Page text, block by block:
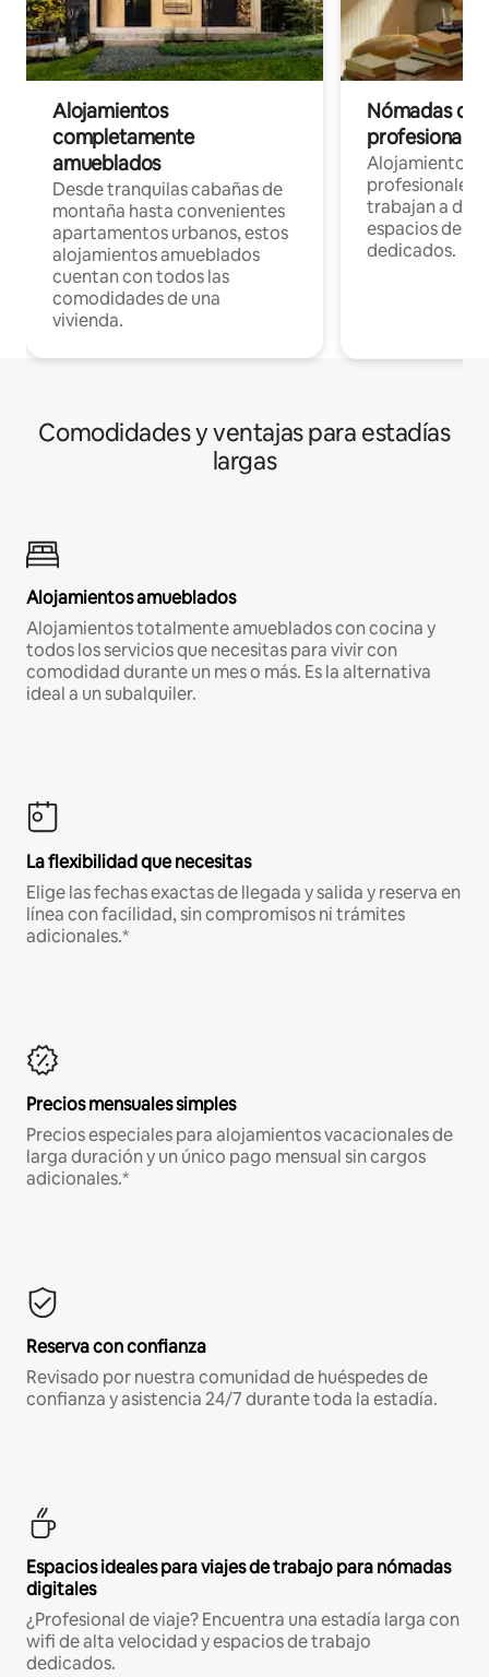
Alojamientos
completamente
amueblados
Desde tranquilas cabañas de
montaña hasta convenientes
apartamentos urbanos, estos
alojamientos amueblados
cuentan con todos las
comodidades de una
vivienda.
Nómadas
Alojamientos
profesionales
trabajan a
espacios de
dedicados.
Comodidades y ventajas para estadías
largas
Alojamientos amueblados
Alojamientos totalmente amueblados con cocina y
todos los servicios que necesitas para vivir con
comodidad durante un mes o más. Es la alternativa
ideal a un subalquiler.
La flexibilidad que necesitas
Elige las fechas exactas de llegada y salida y reserva en
línea con facilidad, sin compromisos ni trámites
adicionales.*
Precios mensuales simples
Precios especiales para alojamientos vacacionales de
larga duración y un único pago mensual sin cargos
adicionales.*
Reserva con confianza
Revisado por nuestra comunidad de huéspedes de
confianza y asistencia 24/7 durante toda la estadía.
Espacios ideales para viajes de trabajo para nómadas
digitales
¿Profesional de viaje? Encuentra una estadía larga con
wifi de alta velocidad y espacios de trabajo
dedicados.